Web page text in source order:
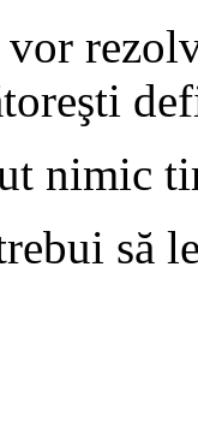
nimic
să